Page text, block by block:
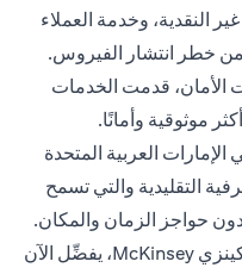
النقدية، وخدمة العملاء
خطر انتشار الفيروس.
الأمان، قدمت الخدمات
موثوقية وأمانًا.
العربية المتحدة
التقليدية والتي تسمح
دون حواجز الزمان والمكان.
وفقًا للبحث الذي قامت به شركة ماكينزي McKinsey، يفضِّل الآن